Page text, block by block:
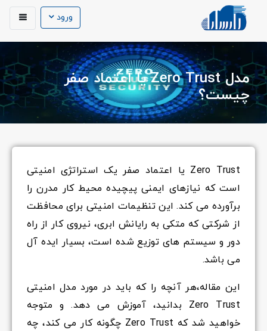
ورود
مدل Zero Trust یا اعتماد صفر
چیست؟
Zero Trust یا اعتماد صفر یک استراتژی امنیتی
است که نیازهای ایمنی پیچیده محیط کار مدرن را
برآورده می کند. این تنظیمات امنیتی برای محافظت
از شرکتی که متکی به رایانش ابری، نیروی کار از راه
دور و سیستم های توزیع شده است، بسیار ایده آل
می باشد.
این مقاله،هر آنچه را که باید در مورد مدل امنیتی
Zero Trust بدانید، آموزش می دهد. و متوجه
خواهید شد که Zero Trust چگونه کار می کند، چه